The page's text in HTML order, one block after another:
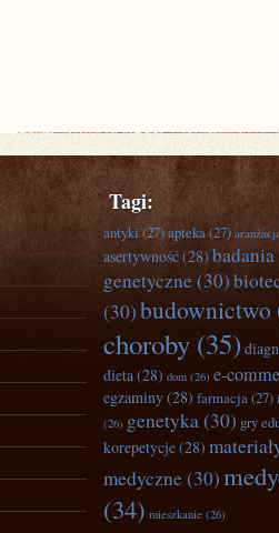
Tagi:
antyki(27)apteka(27)
asertywność(28) badania
genetyczne (30)
(30)budownictwo
choroby (35)
dieta(28) dom (26) e-
egzaminy(28) farmacja(27)
(26) genetyka(30) gry
korepetycje(28)
medyczne (30)
(34) mieszkanie (26)